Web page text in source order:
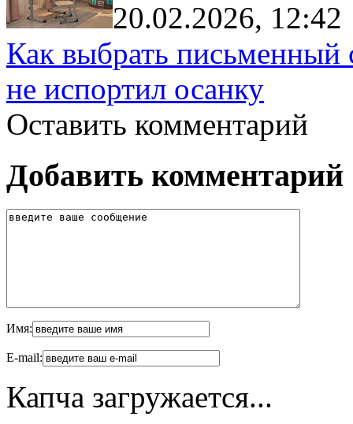
20.02.2026, 12:42
Как выбрать письменный
не испортил осанку
Оставить комментарий
Добавить комментарий
Имя:
E-mail:
Капча загружается...